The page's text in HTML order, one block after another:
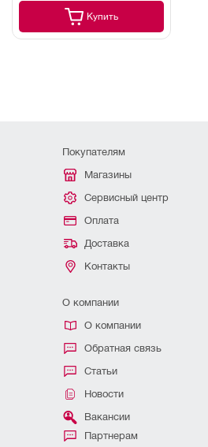
Купить
Покупателям
Магазины
Сервисный центр
Оплата
Доставка
Контакты
О компании
О компании
Обратная связь
Статьи
Новости
Вакансии
Партнерам